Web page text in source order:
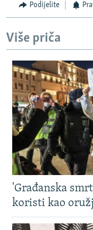
Podijelite
Više priča
'Građanska
koristi kao